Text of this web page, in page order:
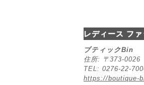
レディース フ
ブティックBin
住所: 〒373-
TEL: 0276-22-
https://boutique-